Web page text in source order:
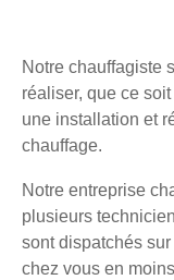
Notre chauffagiste
réaliser, que ce
une installation et
chauffage.
Notre entreprise
plusieurs
sont dispatchés
chez vous en